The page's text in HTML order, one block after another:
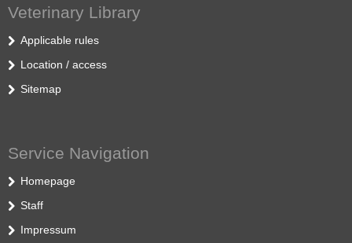
Veterinary Library
Applicable rules
Location / access
Sitemap
Service Navigation
Homepage
Staff
Impressum